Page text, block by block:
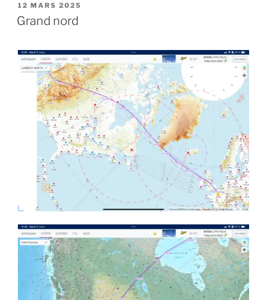
PUBLIÉ
LE
12 MARS 2025
Grand nord